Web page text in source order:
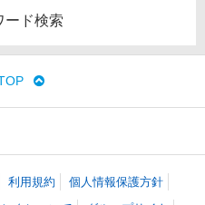
ード検索
利用規約
個人情報保護方針